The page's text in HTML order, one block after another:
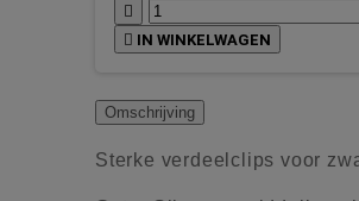

 IN WINKELWAGEN
Omschrijving
Sterke verdeelclips voor